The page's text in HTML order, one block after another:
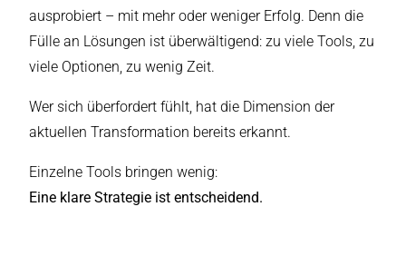
ausprobiert – mit mehr oder weniger Erfolg. Denn die
Fülle an Lösungen ist überwältigend: zu viele Tools, zu
viele Optionen, zu wenig Zeit.
Wer sich überfordert fühlt, hat die Dimension der
aktuellen Transformation bereits erkannt.
Einzelne Tools bringen wenig:
Eine klare Strategie ist entscheidend.